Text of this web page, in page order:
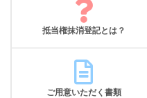
抵当権抹消登記とは？
ご用意いただく書類